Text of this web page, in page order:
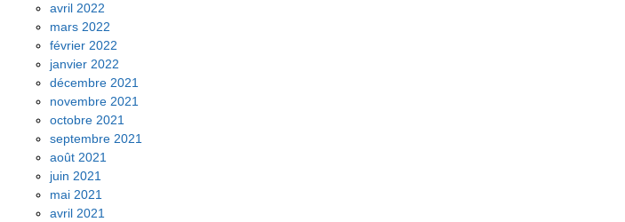
avril 2022
mars 2022
février 2022
janvier 2022
décembre 2021
novembre 2021
octobre 2021
septembre 2021
août 2021
juin 2021
mai 2021
avril 2021